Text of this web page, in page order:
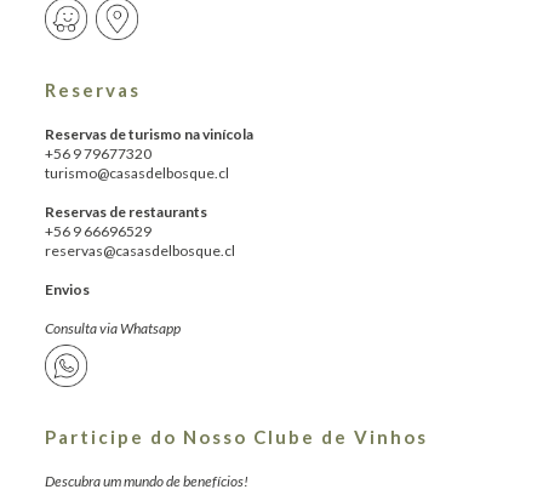
Reservas
Reservas de turismo na vinícola
+56 9 79677320
turismo@casasdelbosque.cl
Reservas de restaurants
+56 9 66696529
reservas@casasdelbosque.cl
Envios
Consulta via Whatsapp
Participe do Nosso Clube de Vinhos
Descubra um mundo de benefícios!